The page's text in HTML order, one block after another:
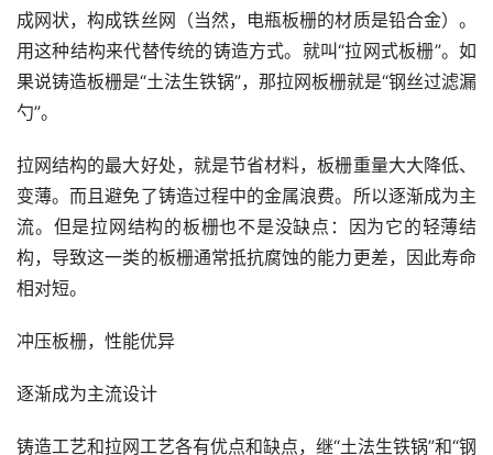
成网状，构成铁丝网（当然，电瓶板栅的材质是铅合金）。
用这种结构来代替传统的铸造方式。就叫“拉网式板栅”。如
果说铸造板栅是“土法生铁锅”，那拉网板栅就是“钢丝过滤漏
勺”。
拉网结构的最大好处，就是节省材料，板栅重量大大降低、
变薄。而且避免了铸造过程中的金属浪费。所以逐渐成为主
流。但是拉网结构的板栅也不是没缺点：因为它的轻薄结
构，导致这一类的板栅通常抵抗腐蚀的能力更差，因此寿命
相对短。
冲压板栅，性能优异
逐渐成为主流设计
铸造工艺和拉网工艺各有优点和缺点，继“土法生铁锅”和“钢